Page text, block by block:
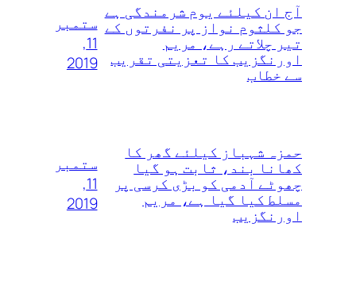
آج ان کیلئے یوم شرمندگی ہے
جو کلثوم نواز پر نفرتوں‌ کے
تیر چلاتے رہے، مریم
اورنگزیب کا تعزیتی تقریب
سے خطاب
ستمبر
11,
2019
حمزہ شہباز کیلئے گھر کا
کھانا بند، ثابت ہو گیا
چھوٹے آدمی کو بڑی کرسی پر
مسلط کیا گیا ہے، مریم
اورنگزیب
ستمبر
11,
2019